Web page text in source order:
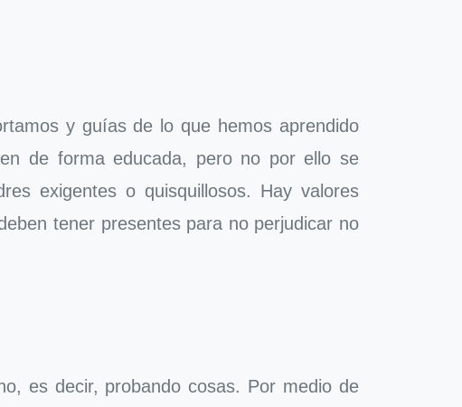
y guías de lo que hemos aprendido
de forma educada, pero no por ello se
exigentes o quisquillosos. Hay valores
tener presentes para no perjudicar no
es decir, probando cosas. Por medio de